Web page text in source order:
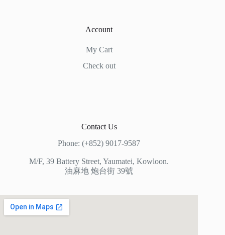
Account
My Cart
Check out
Contact Us
Phone: (+852) 9017-9587
M/F, 39 Battery Street, Yaumatei, Kowloon.
油麻地 炮台街 39號